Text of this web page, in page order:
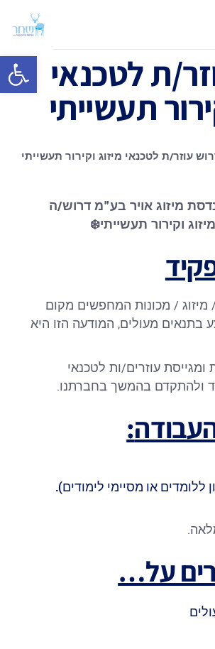
פתח ת לטכנאי
תעשייתי
עוזר/ת לטכנאי מיזוג וקירור תעשייתי
מיזוג אויר בע"מ דרוש/ה
וקירור תעשייתי❄️
/ מכונות המחפשים מקום
בתנאים מעולים, המודעה הזו היא
עוזרים/ות לטכנאי
ולהתקדם בהמשך בחברתנו.
:
ללומדים או מסיימי לימודים).
על…